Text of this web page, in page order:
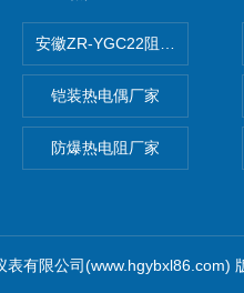
安徽ZR-YGC22阻燃硅橡胶电
铠装热电偶厂家
防爆热电阻厂家
有限公司(www.hgybxl86.com)